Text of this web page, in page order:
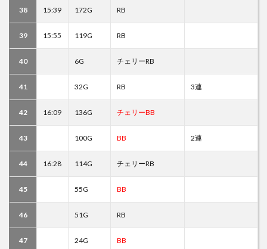
38 15:39 172G RB
39 15:55 119G RB
40 6G チェリーRB
41 32G RB 3連
42 16:09 136G チェリーBB
43 100G BB 2連
44 16:28 114G チェリーRB
45 55G BB
46 51G RB
47 24G BB